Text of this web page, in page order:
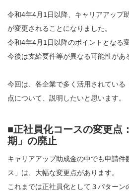
令和4年4月1日以降、キャリアアップ
が変更されることになりました。
令和4年4月1日以降のポイントとなる
今後は支給要件等が異なる可能性があ
今回は、各企業で多く活用されている
点について、説明したいと思います。
■正社員化コースの変更点
期」の廃止
キャリアアップ助成金の中でも申請件
ス」は、大幅な変更点があります。
これまでは正社員化として３パターン